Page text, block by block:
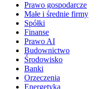
Prawo gospodarcze
Małe i średnie firmy
Spółki
Finanse
Prawo AI
Budownictwo
Środowisko
Banki
Orzeczenia
Energetyka